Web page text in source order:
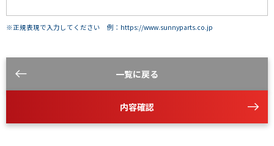
※正規表現で入力してください 例：https://www.sunnyparts.co.jp
一覧に戻る
内容確認